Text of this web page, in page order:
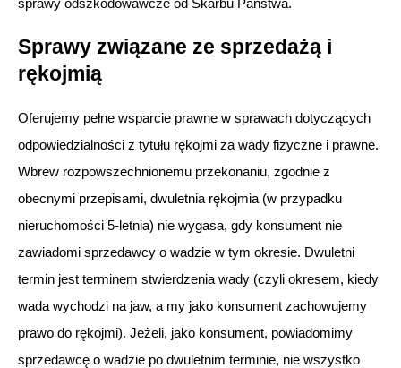
sprawy odszkodowawcze od Skarbu Państwa.
Sprawy związane ze sprzedażą i
rękojmią
Oferujemy pełne wsparcie prawne w sprawach dotyczących
odpowiedzialności z tytułu rękojmi za wady fizyczne i prawne.
Wbrew rozpowszechnionemu przekonaniu, zgodnie z
obecnymi przepisami, dwuletnia rękojmia (w przypadku
nieruchomości 5-letnia) nie wygasa, gdy konsument nie
zawiadomi sprzedawcy o wadzie w tym okresie. Dwuletni
termin jest terminem stwierdzenia wady (czyli okresem, kiedy
wada wychodzi na jaw, a my jako konsument zachowujemy
prawo do rękojmi). Jeżeli, jako konsument, powiadomimy
sprzedawcę o wadzie po dwuletnim terminie, nie wszystko